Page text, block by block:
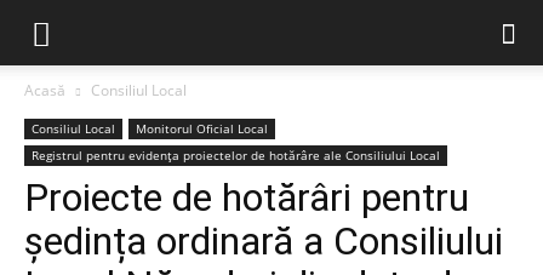
Acasă Consiliul Local
Consiliul Local
Monitorul Oficial Local
Registrul pentru evidența proiectelor de hotărâre ale Consiliului Local
Proiecte de hotărâri pentru
ședința ordinară a Consiliului